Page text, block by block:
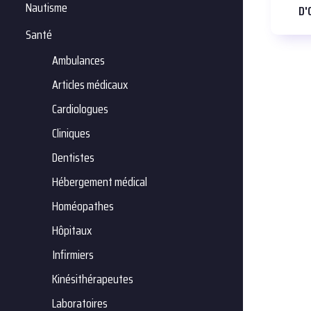
Nautisme
Santé
Ambulances
Articles médicaux
Cardiologues
Cliniques
Dentistes
Hébergement médical
Homéopathes
Hôpitaux
Infirmiers
Kinésithérapeutes
Laboratoires